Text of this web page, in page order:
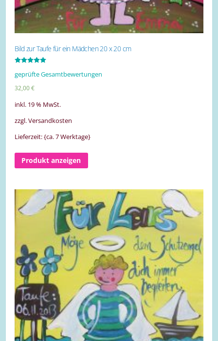
Bild zur Taufe für ein Mädchen 20 x 20 cm
5.00
geprüfte Gesamtbewertungen
32,00€
inkl. 19 % MwSt.
zzgl. Versandkosten
Lieferzeit: {ca. 7 Werktage}
Produkt anzeigen